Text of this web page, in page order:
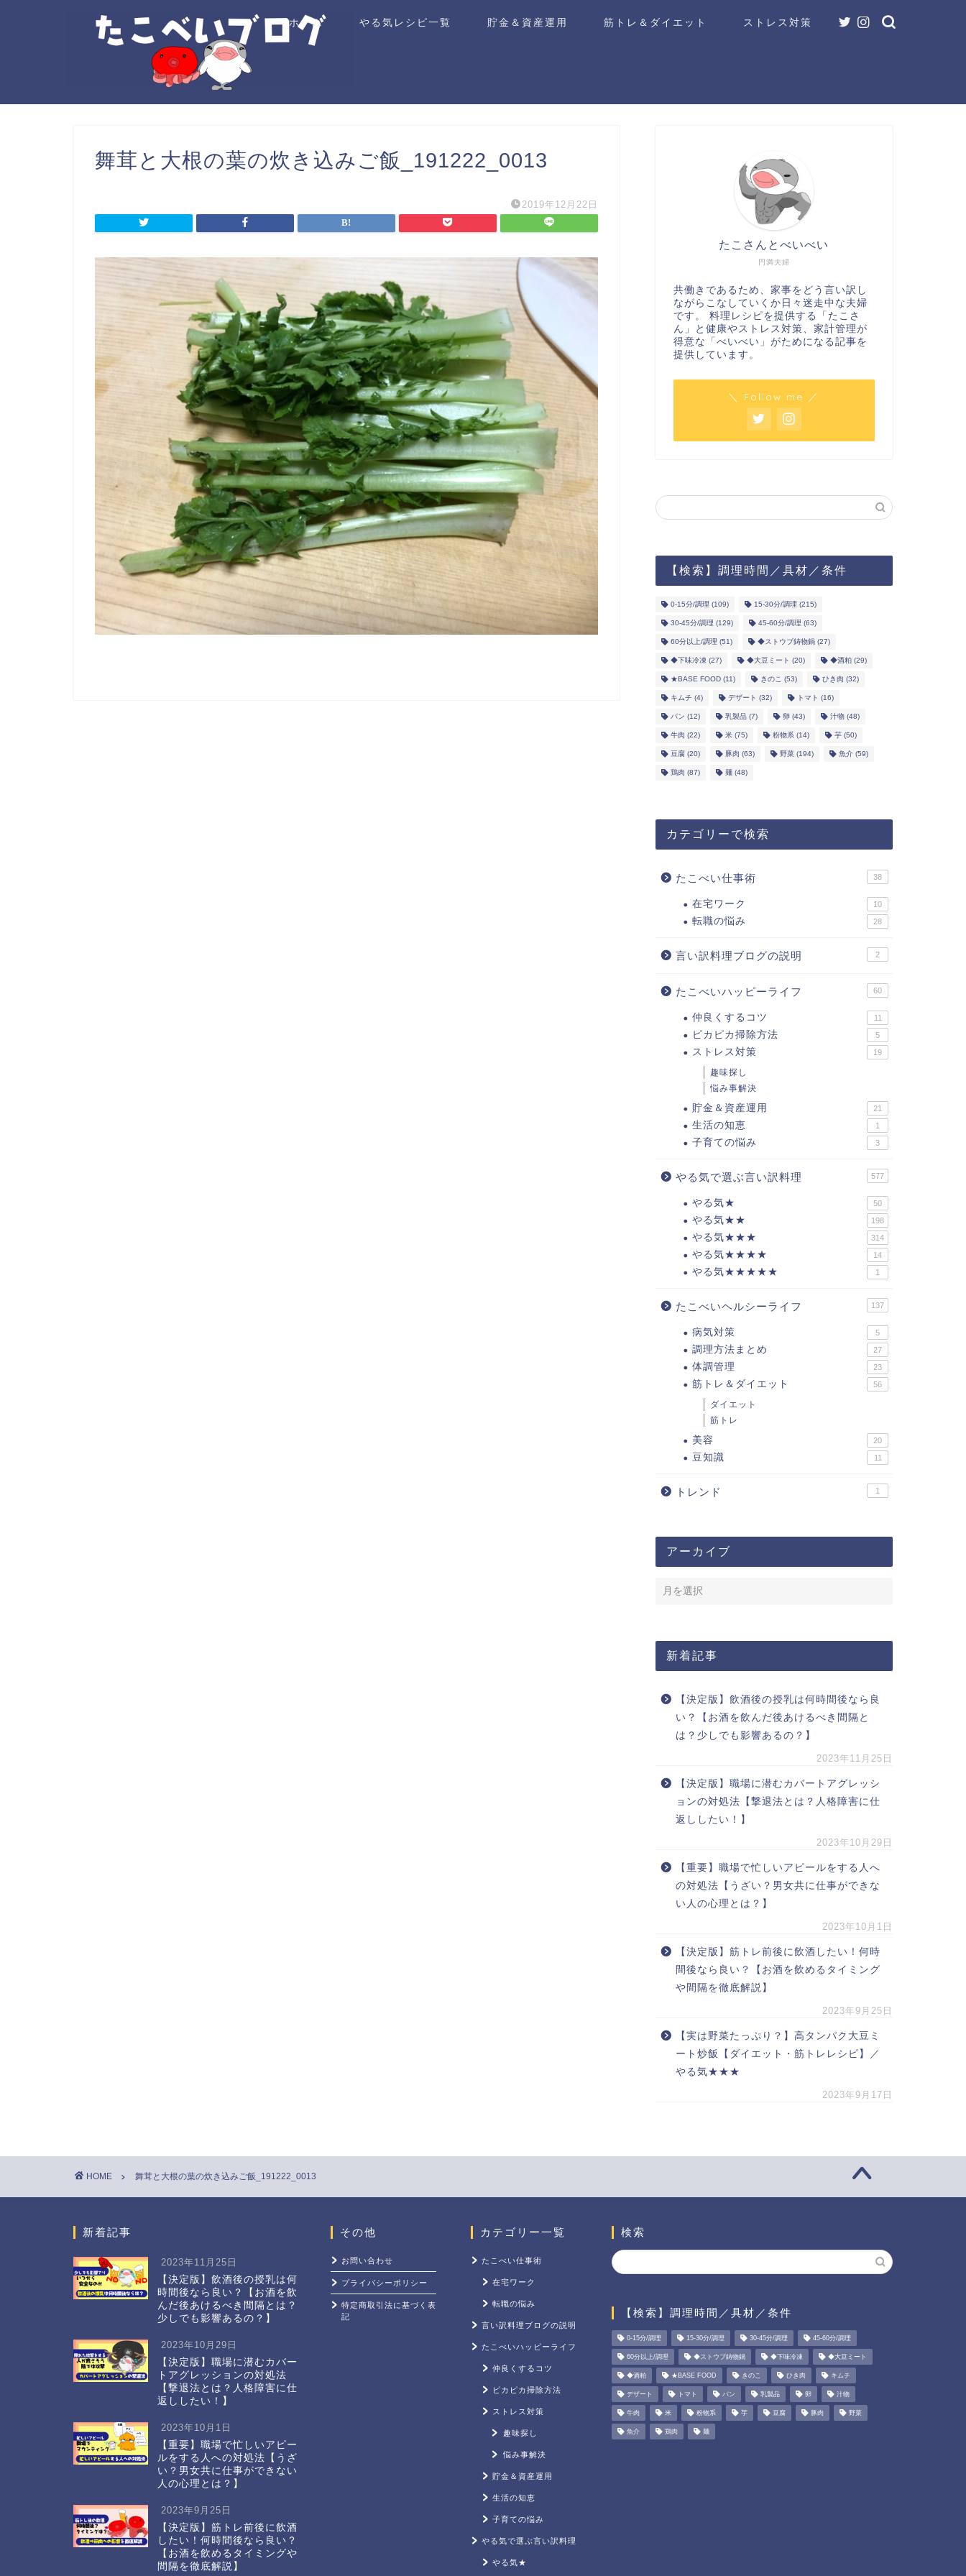
ホーム やる気レシピ一覧 貯金＆資産運用 筋トレ＆ダイエット ストレス対策
舞茸と大根の葉の炊き込みご飯_191222_0013
2019年12月22日
円満夫婦
たこさんとべいべい
共働きであるため、家事をどう言い訳し
ながらこなしていくか日々迷走中な夫婦
です。 料理レシピを提供する「たこさ
ん」と健康やストレス対策、家計管理が
得意な「べいべい」がためになる記事を
提供しています。
＼ Follow me ／
【検索】調理時間／具材／条件
0-15分/調理 (109) 15-30分/調理 (215)
30-45分/調理 (129) 45-60分/調理 (63)
60分以上/調理 (51) ◆ストウブ鋳物鍋(27)
◆下味冷凍 (27) ◆大豆ミート (20) ◆酒粕(29)
★BASE FOOD(11) きのこ (53) ひき肉 (32)
キムチ (4) デザート (32) トマト (16)
パン (12) 乳製品(7) 卵 (43) 汁物(48)
牛肉 (22) 米(75) 粉物系 (14) 芋(50)
豆腐(20) 豚肉 (63) 野菜(194) 魚介(59)
鶏肉 (87) 麺(48)
カテゴリーで検索
たこべい仕事術 38
在宅ワーク 10
転職の悩み 28
言い訳料理ブログの説明 2
たこべいハッピーライフ 60
仲良くするコツ 11
ピカピカ掃除方法 5
ストレス対策 19
趣味探し
悩み事解決
貯金＆資産運用 21
生活の知恵 1
子育ての悩み 3
やる気で選ぶ言い訳料理 577
やる気★ 50
やる気★★ 198
やる気★★★ 314
やる気★★★★ 14
やる気★★★★★ 1
たこべいヘルシーライフ 137
病気対策 5
調理方法まとめ 27
体調管理 23
筋トレ＆ダイエット 56
ダイエット
筋トレ
美容 20
豆知識 11
トレンド 1
アーカイブ
新着記事
【決定版】飲酒後の授乳は何時間後なら良
い？【お酒を飲んだ後あけるべき間隔と
は？少しでも影響あるの？】
2023年11月25日
【決定版】職場に潜むカバートアグレッシ
ョンの対処法【撃退法とは？人格障害に仕
返ししたい！】
2023年10月29日
【重要】職場で忙しいアピールをする人へ
の対処法【うざい？男女共に仕事ができな
い人の心理とは？】
2023年10月1日
【決定版】筋トレ前後に飲酒したい！何時
間後なら良い？【お酒を飲めるタイミング
や間隔を徹底解説】
2023年9月25日
【実は野菜たっぷり？】高タンパク大豆ミ
ート炒飯【ダイエット・筋トレレシピ】／
やる気★★★
2023年9月17日
HOME 舞茸と大根の葉の炊き込みご飯_191222_0013
新着記事
2023年11月25日
【決定版】飲酒後の授乳は何
時間後なら良い？【お酒を飲
んだ後あけるべき間隔とは？
少しでも影響あるの？】
2023年10月29日
【決定版】職場に潜むカバー
トアグレッションの対処法
【撃退法とは？人格障害に仕
返ししたい！】
2023年10月1日
【重要】職場で忙しいアピー
ルをする人への対処法【うざ
い？男女共に仕事ができない
人の心理とは？】
2023年9月25日
【決定版】筋トレ前後に飲酒
したい！何時間後なら良い？
【お酒を飲めるタイミングや
間隔を徹底解説】
その他
お問い合わせ
プライバシーポリシー
特定商取引法に基づく表
記
カテゴリー一覧
たこべい仕事術
在宅ワーク
転職の悩み
言い訳料理ブログの説明
たこべいハッピーライフ
仲良くするコツ
ピカピカ掃除方法
ストレス対策
趣味探し
悩み事解決
貯金＆資産運用
生活の知恵
子育ての悩み
やる気で選ぶ言い訳料理
やる気★
検索
【検索】調理時間／具材／条件
0-15分/調理 15-30分/調理 30-45分/調理 45-60分/調理
60分以上/調理 ◆ストウブ鋳物鍋 ◆下味冷凍 ◆大豆ミート
◆酒粕 ★BASE FOOD きのこ ひき肉 キムチ
デザート トマト パン 乳製品 卵 汁物
牛肉 米 粉物系 芋 豆腐 豚肉 野菜
魚介 鶏肉 麺